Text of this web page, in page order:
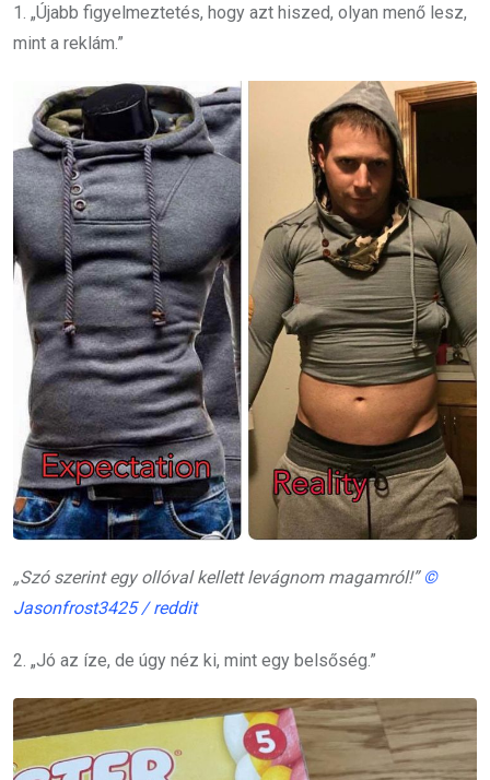
1. „Újabb figyelmeztetés, hogy azt hiszed, olyan menő lesz,
mint a reklám.”
„Szó szerint egy ollóval kellett levágnom magamról!” ©
Jasonfrost3425 / reddit
2. „Jó az íze, de úgy néz ki, mint egy belsőség.”